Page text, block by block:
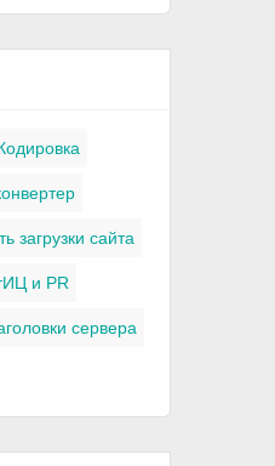
загрузки сайта
и PR
сервера